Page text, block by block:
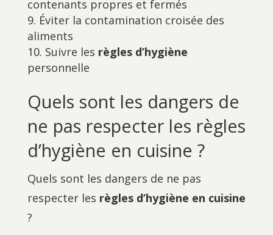
contenants propres et fermés
Éviter la contamination croisée des
aliments
Suivre les règles d’hygiène
personnelle
Quels sont les dangers de
ne pas respecter les règles
d’hygiène en cuisine ?
Quels sont les dangers de ne pas
respecter les règles d’hygiène en cuisine
?